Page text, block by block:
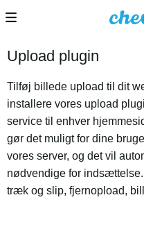
Upload plugin
Tilføj billede upload til dit
installere vores upload
service til enhver
gør det muligt for dine
vores server, og det vil
nødvendige for
træk og slip, fjernopload,